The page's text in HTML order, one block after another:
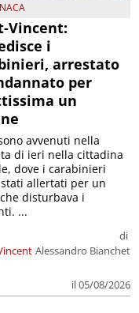
Vincent:
i
arrestato
per
un
di
Alessandro Bianchet
il 05/08/2026
avvenuti nella
di ieri nella cittadina
dove i carabinieri
allertati per un
disturbava i
...